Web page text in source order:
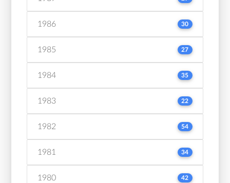
1986 30
1985 27
1984 35
1983 22
1982 54
1981 34
1980 42